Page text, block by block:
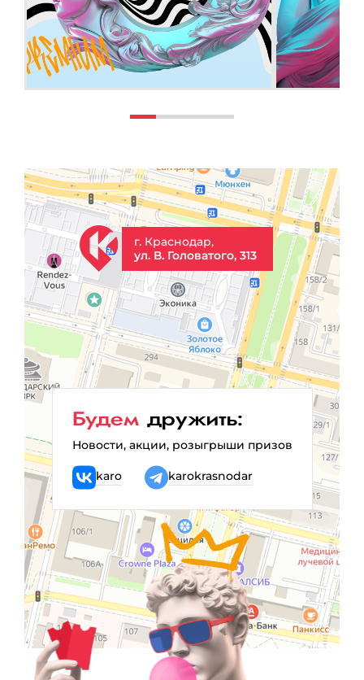
г. Краснодар,
ул. В. Головатого, 313
Будем дружить:
Новости, акции, розыгрыши призов
karo karokrasnodar